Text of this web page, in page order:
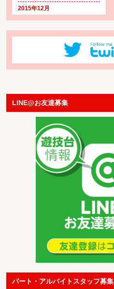
2015年12月
LINE@お友達募集
パート・アルバイトスタッフ募集